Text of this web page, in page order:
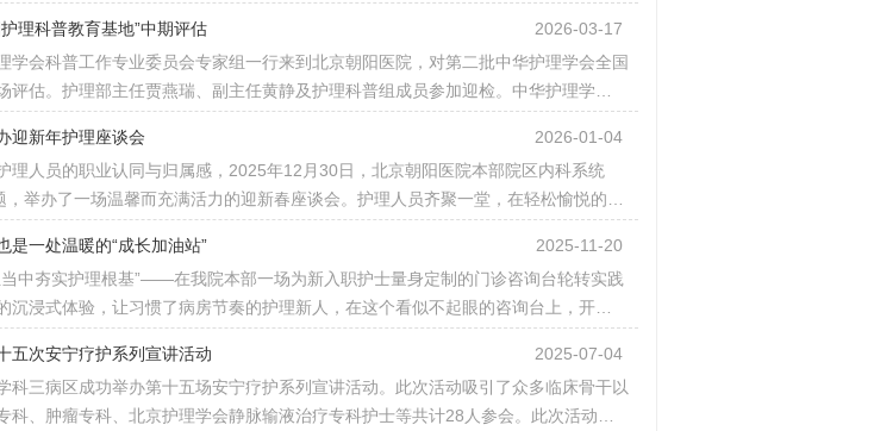
2026-03-17
理科普教育基地”中期评估
学会科普工作专业委员会专家组一行来到北京朝阳医院，对第二批中华护理学会全国
评估。护理部主任贾燕瑞、副主任黄静及护理科普组成员参加迎检。中华护理学…
2026-01-04
迎新年护理座谈会
理人员的职业认同与归属感，2025年12月30日，北京朝阳医院本部院区内科系统
，举办了一场温馨而充满活力的迎新春座谈会。护理人员齐聚一堂，在轻松愉悦的…
2025-11-20
一处温暖的“成长加油站”
中夯实护理根基”——在我院本部一场为新入职护士量身定制的门诊咨询台轮转实践
沉浸式体验，让习惯了病房节奏的护理新人，在这个看似不起眼的咨询台上，开…
2025-07-04
五次安宁疗护系列宣讲活动
科三病区成功举办第十五场安宁疗护系列宣讲活动。此次活动吸引了众多临床骨干以
科、肿瘤专科、北京护理学会静脉输液治疗专科护士等共计28人参会。此次活动…